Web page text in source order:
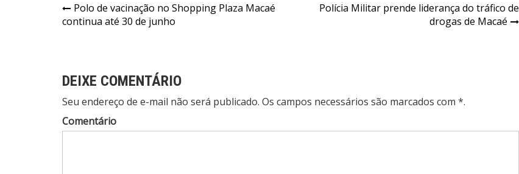
Polo de vacinação no Shopping Plaza Macaé
continua até 30 de junho
Polícia Militar prende liderança do tráfico de
drogas de Macaé
DEIXE COMENTÁRIO
Seu endereço de e-mail não será publicado. Os campos necessários são marcados com *.
Comentário